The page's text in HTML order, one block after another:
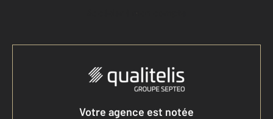
Accéder à mon compte
Votre agence est notée